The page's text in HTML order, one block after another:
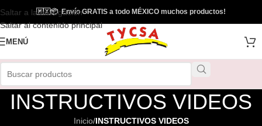
Saltar a la navegación
Saltar al contenido principal
🇲🇽📦Envío GRATIS a todo MÉXICO muchos productos!
MENÚ
INSTRUCTIVOS VIDEOS
Inicio/INSTRUCTIVOS VIDEOS